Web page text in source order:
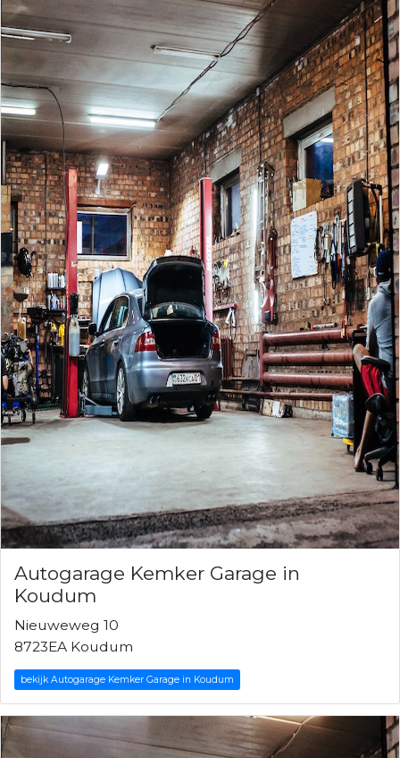
Autogarage Kemker Garage in
Koudum
Nieuweweg 10
8723EA Koudum
bekijk Autogarage Kemker Garage in Koudum